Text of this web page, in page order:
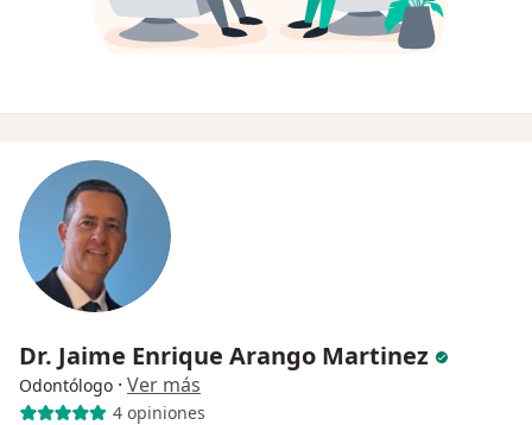
Dr. Jaime Enrique Arango Martinez
Odontólogo · Ver más
4 opiniones